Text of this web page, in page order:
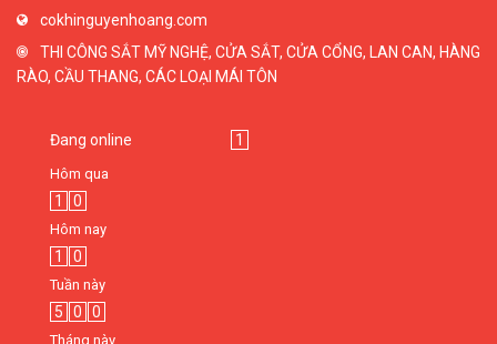
cokhinguyenhoang.com
THI CÔNG SẮT MỸ NGHỆ, CỬA SẮT, CỬA CỔNG, LAN CAN, HÀNG
RÀO, CẦU THANG, CÁC LOẠI MÁI TÔN
Đang online 1
Hôm qua
1 0
Hôm nay
1 0
Tuần này
5 0 0
Tháng này